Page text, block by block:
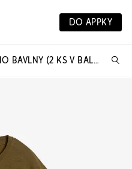
DO APPKY
DLHÉ TRIČKO Z ČISTEJ BIO BAVLNY (2 KS V BALENÍ)